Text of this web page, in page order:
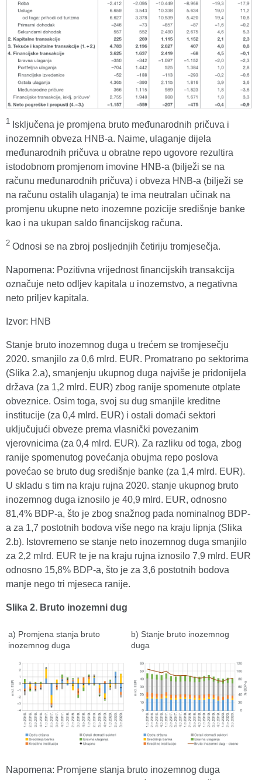
1 Isključena je promjena bruto međunarodnih pričuva i
inozemnih obveza HNB-a. Naime, ulaganje dijela
međunarodnih pričuva u obratne repo ugovore rezultira
istodobnom promjenom imovine HNB-a (bilježi se na
računu međunarodnih pričuva) i obveza HNB-a (bilježi se
na računu ostalih ulaganja) te ima neutralan učinak na
promjenu ukupne neto inozemne pozicije središnje banke
kao i na ukupan saldo financijskog računa.
2 Odnosi se na zbroj posljednjih četiriju tromjesečja.
Napomena: Pozitivna vrijednost financijskih transakcija
označuje neto odljev kapitala u inozemstvo, a negativna
neto priljev kapitala.
Izvor: HNB
Stanje bruto inozemnog duga u trećem se tromjesečju
2020. smanjilo za 0,6 mlrd. EUR. Promatrano po sektorima
(Slika 2.a), smanjenju ukupnog duga najviše je pridonijela
država (za 1,2 mlrd. EUR) zbog ranije spomenute otplate
obveznice. Osim toga, svoj su dug smanjile kreditne
institucije (za 0,4 mlrd. EUR) i ostali domaći sektori
uključujući obveze prema vlasnički povezanim
vjerovnicima (za 0,4 mlrd. EUR). Za razliku od toga, zbog
ranije spomenutog povećanja obujma repo poslova
povećao se bruto dug središnje banke (za 1,4 mlrd. EUR).
U skladu s tim na kraju rujna 2020. stanje ukupnog bruto
inozemnog duga iznosilo je 40,9 mlrd. EUR, odnosno
81,4% BDP-a, što je zbog snažnog pada nominalnog BDP-
a za 1,7 postotnih bodova više nego na kraju lipnja (Slika
2.b). Istovremeno se stanje neto inozemnog duga smanjilo
za 2,2 mlrd. EUR te je na kraju rujna iznosilo 7,9 mlrd. EUR
odnosno 15,8% BDP-a, što je za 3,6 postotnih bodova
manje nego tri mjeseca ranije.
Slika 2. Bruto inozemni dug
a) Promjena stanja bruto
inozemnog duga
b) Stanje bruto inozemnog
duga
Napomena: Promjene stanja bruto inozemnog duga